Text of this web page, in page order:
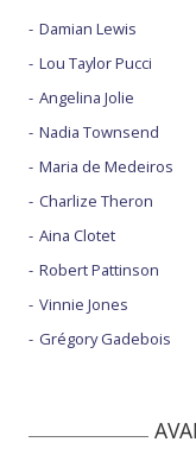
Damian Lewis
Lou Taylor Pucci
Angelina Jolie
Nadia Townsend
Maria de Medeiros
Charlize Theron
Aina Clotet
Robert Pattinson
Vinnie Jones
Grégory Gadebois